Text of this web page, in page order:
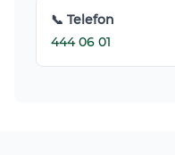
📞 Telefon
444 06 01